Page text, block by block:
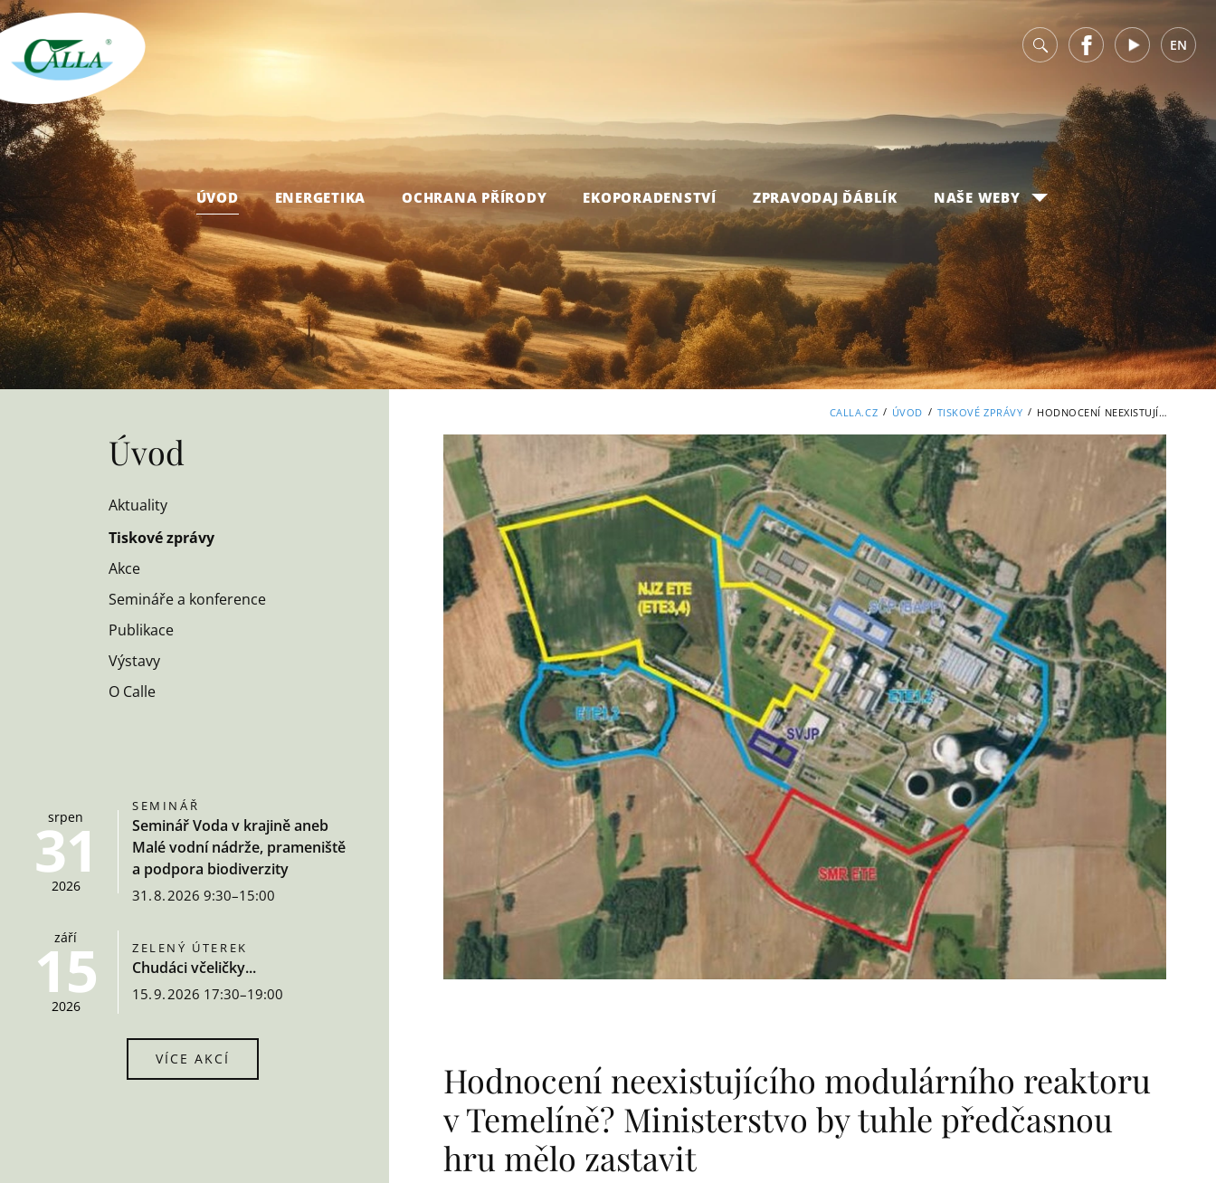
v FacebookYoutube EN
ÚVOD ENERGETIKA OCHRANA PŘÍRODY EKOPORADENSTVÍ ZPRAVODAJ ĎÁBLÍK NAŠE WEBY
CALLA.CZ / ÚVOD / TISKOVÉ ZPRÁVY / HODNOCENÍ NEEXISTUJÍCÍHO MODULÁRNÍHO REAKTORU V TEMELÍNĚ? MINISTERSTVO BY TUHLE PŘEDČASNOU HRU MĚLO ZASTAVIT
Úvod
Aktuality
Tiskové zprávy
Akce
Semináře a konference
Publikace
Výstavy
O Calle
srpen
31
2026
SEMINÁŘ
Seminář Voda v krajině aneb
Malé vodní nádrže, prameniště
a podpora biodiverzity
31. 8. 2026 9:30–15:00
září
15
2026
ZELENÝ ÚTEREK
Chudáci včeličky...
15. 9. 2026 17:30–19:00
VÍCE AKCÍ
Hodnocení neexistujícího modulárního reaktoru
v Temelíně? Ministerstvo by tuhle předčasnou
hru mělo zastavit